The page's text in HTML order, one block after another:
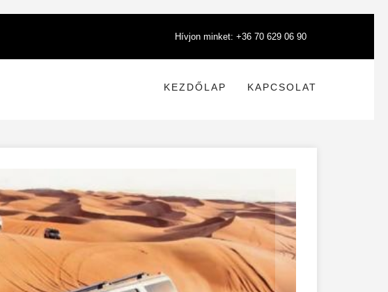
Hívjon minket: +36 70 629 06 90
KEZDŐLAP KAPCSOLAT